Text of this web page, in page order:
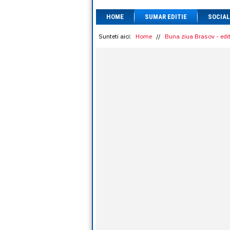
HOME SUMAR EDITIE SOCIAL
Sunteti aici: Home // Buna ziua Brasov -